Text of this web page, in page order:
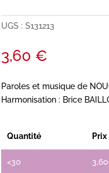
UGS :S131213
3,60 €
Paroles et musique de
Harmonisation : Brice
Quantité Prix
<30 3,60